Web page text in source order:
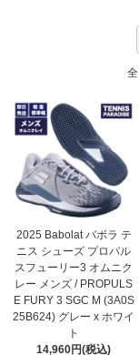
全
2025 Babolat バボラ テ
ニス シューズ プロパル
スフューリー3 オムニク
レー メンズ / PROPULS
E FURY 3 SGC M (3A0S
25B624) グレー x ホワイ
ト
14,960円(税込)